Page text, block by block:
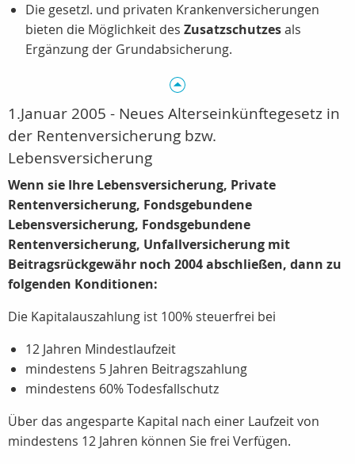
Die gesetzl. und privaten Krankenversicherungen
bieten die Möglichkeit des Zusatzschutzesals
Ergänzung der Grundabsicherung.
1.Januar 2005 - Neues Alterseinkünftegesetz in
der Rentenversicherung bzw.
Lebensversicherung
Wenn sie Ihre Lebensversicherung, Private
Rentenversicherung, Fondsgebundene
Lebensversicherung, Fondsgebundene
Rentenversicherung, Unfallversicherung mit
Beitragsrückgewähr noch 2004 abschließen, dann zu
folgenden Konditionen:
Die Kapitalauszahlung ist 100% steuerfrei bei
12 Jahren Mindestlaufzeit
mindestens 5 Jahren Beitragszahlung
mindestens 60% Todesfallschutz
Über das angesparte Kapital nach einer Laufzeit von
mindestens 12 Jahren können Sie frei Verfügen.